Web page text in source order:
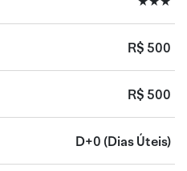
R$ 500
R$ 500
D+0 (Dias Úteis)